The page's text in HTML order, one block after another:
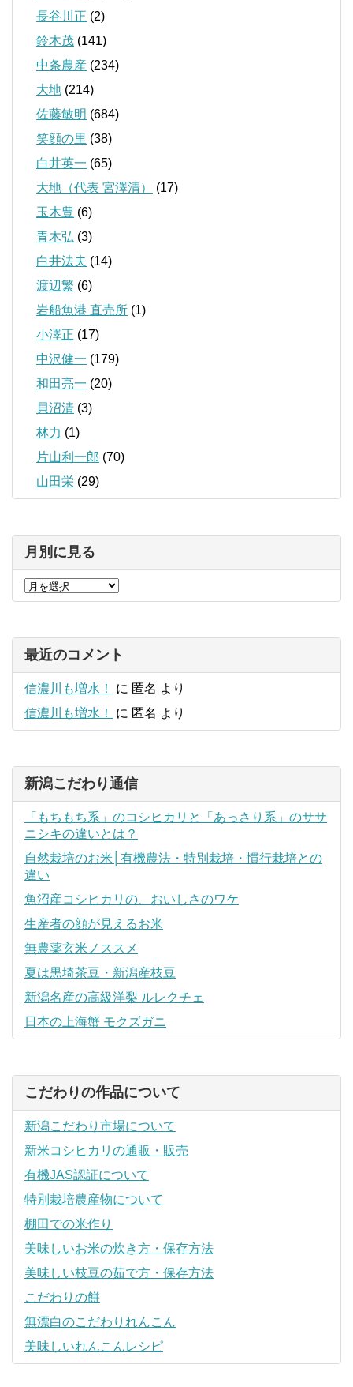
長谷川正 (2)
鈴木茂 (141)
中条農産 (234)
大地 (214)
佐藤敏明 (684)
笑顔の里 (38)
白井英一 (65)
大地（代表 宮澤清）
(17)
玉木豊 (6)
青木弘 (3)
白井法夫 (14)
渡辺繁 (6)
岩船魚港 直売所 (1)
小澤正 (17)
中沢健一 (179)
和田亮一 (20)
貝沼清 (3)
林力 (1)
片山利一郎 (70)
山田栄 (29)
月別に見る
最近のコメント
信濃川も増水！ に 匿名 より
信濃川も増水！
に 匿名 より
新潟こだわり通信
「もちもち系」のコシヒカリと「あっさり系」のササ
ニシキの違いとは？
自然栽培のお米│有機農法・特別栽培・慣行栽培との
違い
魚沼産コシヒカリの、おいしさのワケ
生産者の顔が見えるお米
無農薬玄米ノススメ
夏は黒埼茶豆・新潟産枝豆
新潟名産の高級洋梨 ルレクチェ
日本の上海蟹 モクズガニ
こだわりの作品について
新潟こだわり市場について
新米コシヒカリの通販・販売
有機JAS認証について
特別栽培農産物について
棚田での米作り
美味しいお米の炊き方・保存方法
美味しい枝豆の茹で方・保存方法
こだわりの餅
無漂白のこだわりれんこん
美味しいれんこんレシピ